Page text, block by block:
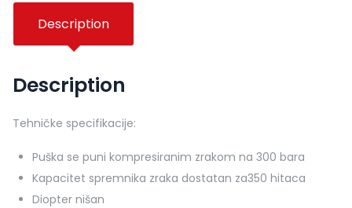
Description
Description
Tehničke specifikacije:
Puška se puni kompresiranim zrakom na 300 bara
Kapacitet spremnika zraka dostatan za350 hitaca
Diopter nišan